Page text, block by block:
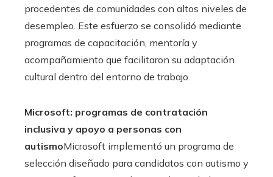
procedentes de comunidades con altos niveles de
desempleo. Este esfuerzo se consolidó mediante
programas de capacitación, mentoría y
acompañamiento que facilitaron su adaptación
cultural dentro del entorno de trabajo.
Microsoft: programas de contratación
inclusiva y apoyo a personas con
autismoMicrosoft implementó un programa de
selección diseñado para candidatos con autismo y